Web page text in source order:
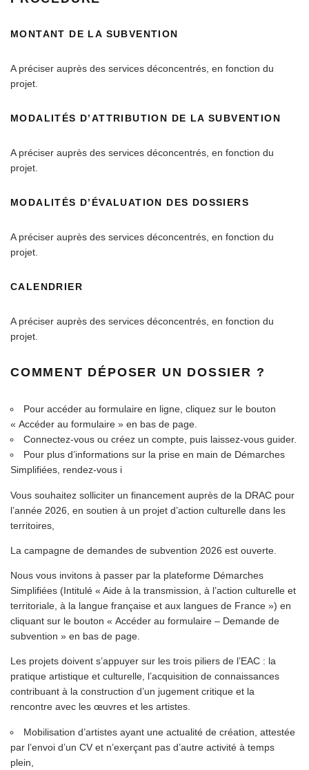
MONTANT DE LA SUBVENTION
A préciser auprès des services déconcentrés, en fonction du
projet.
MODALITÉS D’ATTRIBUTION DE LA SUBVENTION
A préciser auprès des services déconcentrés, en fonction du
projet.
MODALITÉS D’ÉVALUATION DES DOSSIERS
A préciser auprès des services déconcentrés, en fonction du
projet.
CALENDRIER
A préciser auprès des services déconcentrés, en fonction du
projet.
COMMENT DÉPOSER UN DOSSIER ?
Pour accéder au formulaire en ligne, cliquez sur le bouton
« Accéder au formulaire » en bas de page.
Connectez-vous ou créez un compte, puis laissez-vous guider.
Pour plus d’informations sur la prise en main de Démarches
Simplifiées, rendez-vous i
Vous souhaitez solliciter un financement auprès de la DRAC pour
l’année 2026, en soutien à un projet d’action culturelle dans les
territoires,
La campagne de demandes de subvention 2026 est ouverte.
Nous vous invitons à passer par la plateforme Démarches
Simplifiées (Intitulé « Aide à la transmission, à l’action culturelle et
territoriale, à la langue française et aux langues de France ») en
cliquant sur le bouton « Accéder au formulaire – Demande de
subvention » en bas de page.
Les projets doivent s’appuyer sur les trois piliers de l’EAC : la
pratique artistique et culturelle, l’acquisition de connaissances
contribuant à la construction d’un jugement critique et la
rencontre avec les œuvres et les artistes.
Mobilisation d’artistes ayant une actualité de création, attestée
par l’envoi d’un CV et n’exerçant pas d’autre activité à temps
plein,